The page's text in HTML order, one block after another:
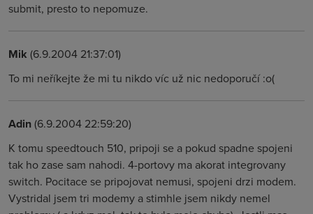
submit, presto to nepomuze.
Mik (6.9.2004 21:37:01)
To mi neříkejte že mi tu nikdo víc už nic nedoporučí :o(
Adin(6.9.2004 22:59:20)
K tomu speedtouch 510, pripoji se a pokud spadne spojeni
tak ho zase sam nahodi. 4-portovy ma akorat integrovany
switch. Pocitace se pripojovat nemusi, spojeni drzi modem.
Vystridal jsem tri modemy a stimhle jsem nikdy nemel